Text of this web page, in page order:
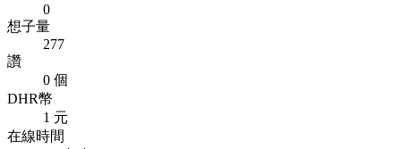
0
想子量
277
讚
0 個
DHR幣
1 元
在線時間